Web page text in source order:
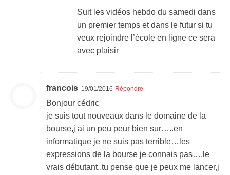
Suit les vidéos hebdo du samedi dans
un premier temps et dans le futur si tu
veux rejoindre l’école en ligne ce sera
avec plaisir
francois 19/01/2016 Répondre
Bonjour cédric
je suis tout nouveaux dans le domaine de la
bourse,j ai un peu peur bien sur…..en
informatique je ne suis pas terrible…les
expressions de la bourse je connais pas….le
vrais débutant..tu pense que je peux me lancer,j